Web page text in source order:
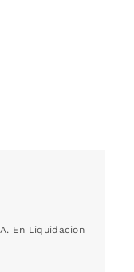
En Liquidacion